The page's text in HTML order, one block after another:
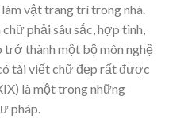
vật trang trí trong nhà.
phải sâu sắc, hợp tình,
trở thành một bộ môn nghệ
tài viết chữ đẹp rất được
là một trong những
pháp.